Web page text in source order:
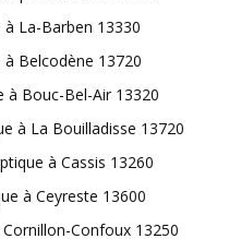
La-Barben 13330
Belcodène 13720
à Bouc-Bel-Air 13320
à La Bouilladisse 13720
à Cassis 13260
à Ceyreste 13600
Confoux 13250